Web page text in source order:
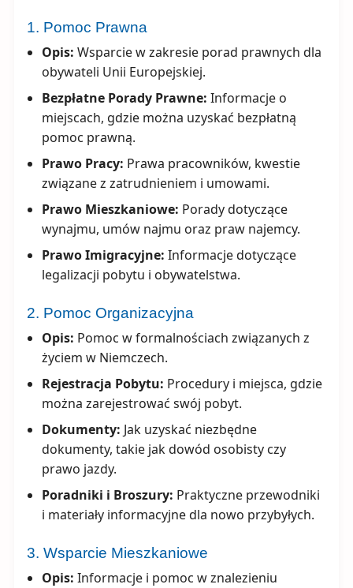
1. Pomoc Prawna
Opis: Wsparcie w zakresie porad prawnych dla
obywateli Unii Europejskiej.
Bezpłatne Porady Prawne: Informacje o
miejscach, gdzie można uzyskać bezpłatną
pomoc prawną.
Prawo Pracy: Prawa pracowników, kwestie
związane z zatrudnieniem i umowami.
Prawo Mieszkaniowe: Porady dotyczące
wynajmu, umów najmu oraz praw najemcy.
Prawo Imigracyjne: Informacje dotyczące
legalizacji pobytu i obywatelstwa.
2. Pomoc Organizacyjna
Opis: Pomoc w formalnościach związanych z
życiem w Niemczech.
Rejestracja Pobytu: Procedury i miejsca, gdzie
można zarejestrować swój pobyt.
Dokumenty: Jak uzyskać niezbędne
dokumenty, takie jak dowód osobisty czy
prawo jazdy.
Poradniki i Broszury: Praktyczne przewodniki
i materiały informacyjne dla nowo przybyłych.
3. Wsparcie Mieszkaniowe
Opis: Informacje i pomoc w znalezieniu